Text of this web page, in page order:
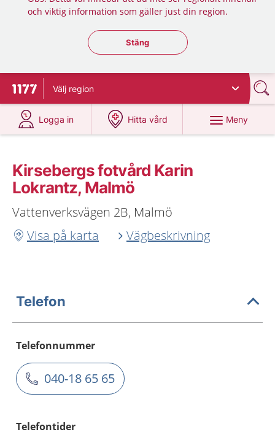
och viktig information som gäller just din region.
Stäng regionsväljaren
Stäng
Till startsidan för 1177
Välj region
Logga in
på 1177.se
Hitta vård
på 1177.se
Meny
Kirsebergs fotvård Karin
Lokrantz, Malmö
Vattenverksvägen 2B, Malmö
Visa på karta
Vägbeskrivning
Telefon
Telefonnummer
040-18 65 65
Telefontider